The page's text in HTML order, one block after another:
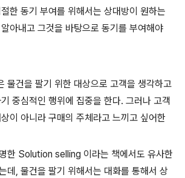
한 동기 부여를 위해서는 상대방이 원하는
아내고 그것을 바탕으로 동기를 부여해야
물건을 팔기 위한 대상으로 고객을 생각하고
중심적인 행위에 집중을 한다. 그러나 고객
이 아니라 구매의 주체라고 느끼고 싶어한
한 Solution selling 이라는 책에서도 유사한
데, 물건을 팔기 위해서는 대화를 통해서 상